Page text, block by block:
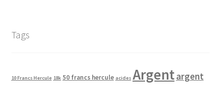
Tags
10 Francs Hercule 18k 50 francs hercule acides Argentargent